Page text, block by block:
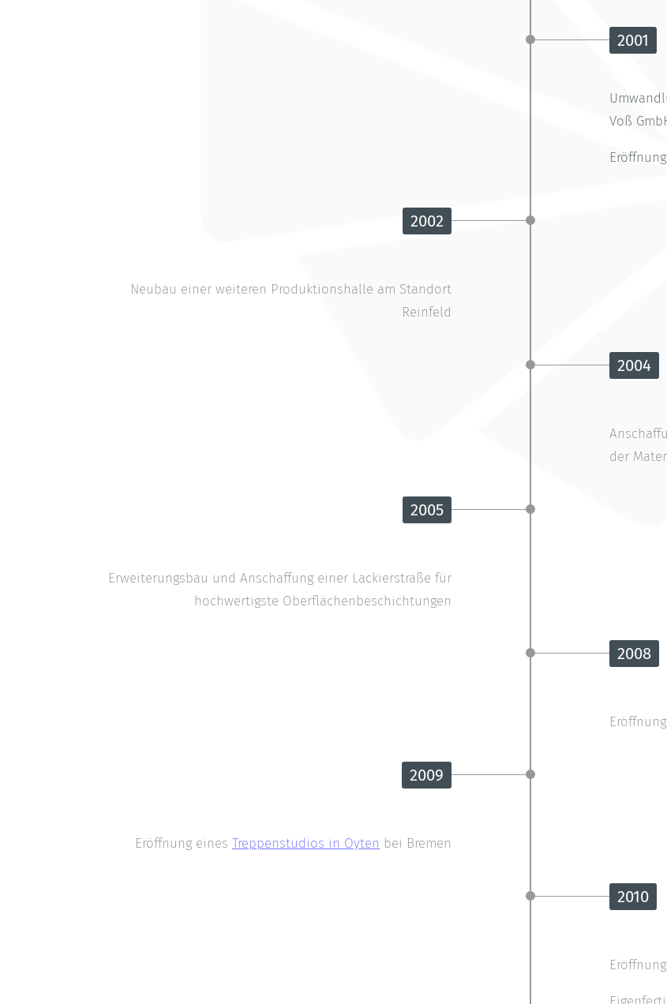
2001
Voß
2002
Reinfeld
2004
der
2005
hochwertigste Oberflächenbeschichtungen
2008
2009
2010